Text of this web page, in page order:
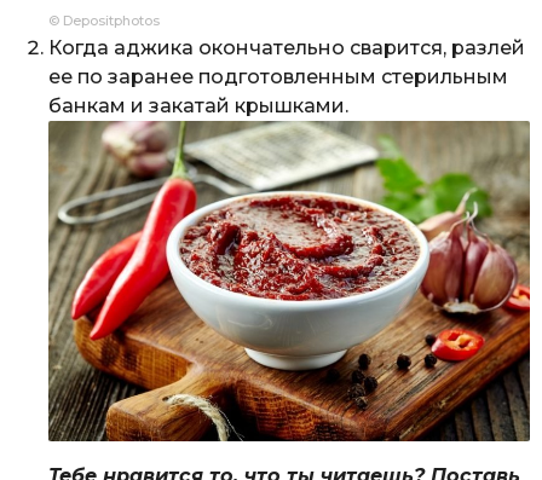
© Depositphotos
Когда аджика окончательно сварится, разлей
ее по заранее подготовленным стерильным
банкам и закатай крышками.
Тебе нравится то, что ты читаешь? Поставь